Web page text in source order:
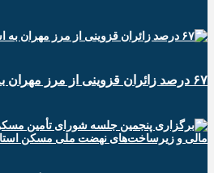
۶۷ درصد زائران قزوینی از مرز مهران به استان بازگشتند